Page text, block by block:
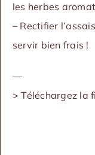
les herbes
– Rectifier
servir bien frais !
—
>Téléchargez la